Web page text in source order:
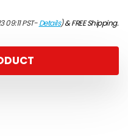
PST-Details)&FREE Shipping.